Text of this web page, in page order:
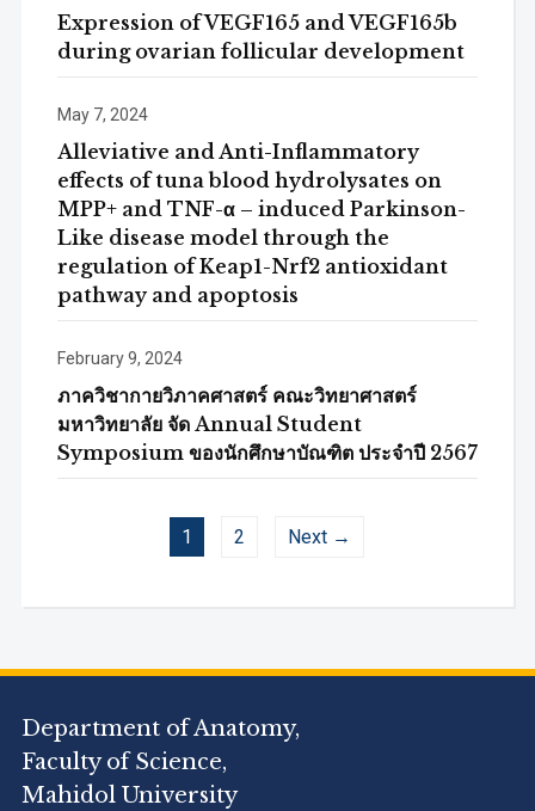
Expression of VEGF165 and VEGF165b
during ovarian follicular development
May 7, 2024
Alleviative and Anti-Inflammatory
effects of tuna blood hydrolysates on
MPP+ and TNF-α – induced Parkinson-
Like disease model through the
regulation of Keap1-Nrf2 antioxidant
pathway and apoptosis
February 9, 2024
ภาควิชากายวิภาคศาสตร์ คณะวิทยาศาสตร์
มหาวิทยาลัย จัด Annual Student
Symposium ของนักศึกษาบัณฑิต ประจำปี 2567
1 2 Next →
Department of Anatomy,
Faculty of Science,
Mahidol University